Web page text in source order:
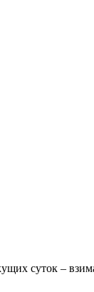
суток –